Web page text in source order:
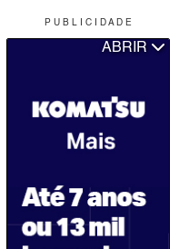
P U B L I C I D A D E
ABRIR